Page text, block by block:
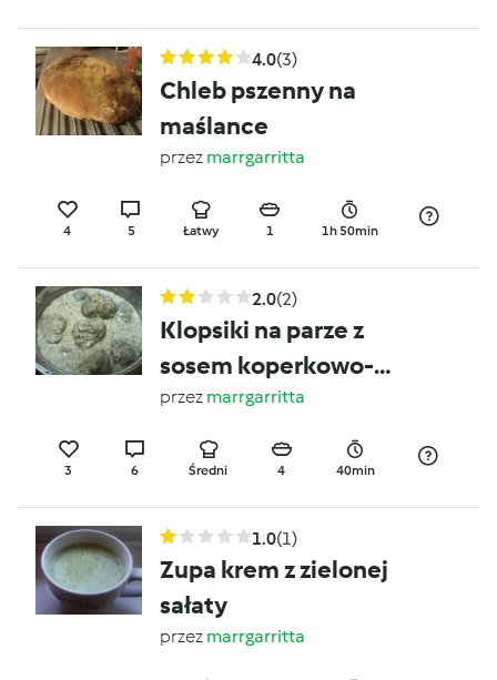
4.0(3)
Chleb pszenny na
maślance
przez marrgarritta
4 5 Łatwy 1 1h 50min
2.0(2)
Klopsiki na parze z
sosem koperkowo-
czosnkowym
przez marrgarritta
3 6 Średni 4 40min
1.0(1)
Zupa krem z zielonej
sałaty
przez marrgarritta